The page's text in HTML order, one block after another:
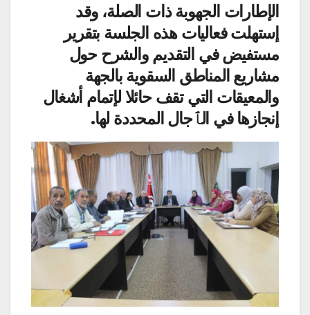
الإطارات الجهوبة ذات الصلة، وقد
إستهلت فعاليات هذه الجلسة بتقرير
مستفيض في التقديم والشرح حول
مشاريع المناطق السقوية بالجهة
والمعيقات التي تقف حائلا لإتمام أشغال
إنجازها في الٱجال المحددة لها.